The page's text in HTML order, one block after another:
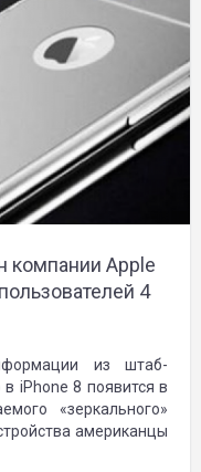
Apple
4
из штаб-
iPhone 8 появится в
«зеркального»
американцы